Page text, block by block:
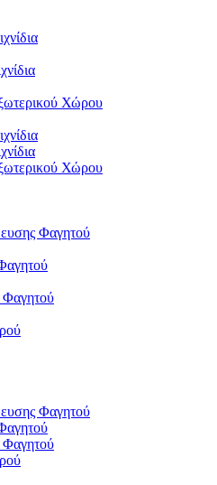
Χώρου
Χώρου
Φαγητού
Φαγητού
Φαγητού
Φαγητού